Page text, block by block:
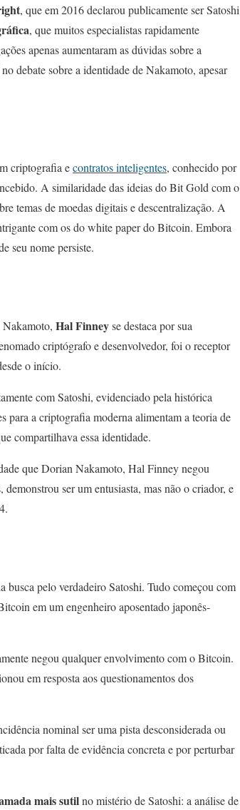
, que em 2016 declarou publicamente ser Satoshi
, que muitos especialistas rapidamente
apenas aumentaram as dúvidas sobre a
debate sobre a identidade de Nakamoto, apesar
criptografia econtratos inteligentes, conhecido por
A similaridade das ideias do Bit Gold com o
temas de moedas digitais e descentralização. A
com os do white paper do Bitcoin. Embora
seu nome persiste.
Nakamoto, Hal Finneyse destaca por sua
criptógrafo e desenvolvedor, foi o receptor
o início.
com Satoshi, evidenciado pela histórica
para a criptografia moderna alimentam a teoria de
compartilhava essa identidade.
que Dorian Nakamoto, Hal Finney negou
ser um entusiasta, mas não o criador, e
pelo verdadeiro Satoshi. Tudo começou com
em um engenheiro aposentado japonês-
negou qualquer envolvimento com o Bitcoin.
em resposta aos questionamentos dos
nominal ser uma pista desconsiderada ou
por falta de evidência concreta e por perturbar
mais sutilno mistério de Satoshi: a análise de